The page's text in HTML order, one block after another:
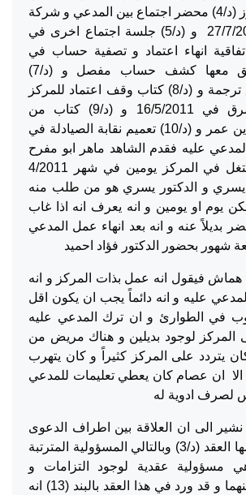
1/1/2011 و المبرز (د/4) محضر اجتماع بين المدعي و شركة
المشرق في 27/7/2011 و (د/5) جلسة اجتماع اخرى في
2011 (د/6) اتفاقية انهاء اعتماد و تصفية حساب في
11/8/2011 مرفق معها كشف حساب مفصل و (د/7)
وصفات طبية مع ترجمة و (د/8) كتاب وقف اعتماد للمركز
من شركة المشرق في 16/5/2011 و (د/9) كتاب من
الدكتور محيي الدين عمر و (د/10) تعميم نقابة الصيادلة في
اما المدعي عليه فقدم الشاهد ماهر ابو مفرح
الذي قال انه اشتغل في المركز يومين في شهر 4/2011
يسري و الدكتور يسري هو من طلب منه
يوم او يومين و انه يعرف انه اذا غاب
بديلاً عنه و انه بعد انهاء عمل المدعي
شهور بحضور الدكتور فؤاد احميد
هماش فيقول انه عمل بذات المركز و انه
عليه و انه دائماً يجب ان يكون اقل
في الطوارئ و ان ترك المدعي عليه
المركز لوجود بديلين و هناك مريض من
يتردد على المركز كثيراً و كان يتهرب
الا ان عصام كان يعطي تعليمات للمدعي
لصرف ادوية له
نشير الى ان العلاقة بين اطراف الدعوى
محل البحث يحكمها العقد (د/3) وبالتالي المسؤولية المترتبة
مسؤولية عقدية لوجود التزامات و
تعهدات متبادلة بينهما و قد ورد في هذا العقد بالبند (13) انه